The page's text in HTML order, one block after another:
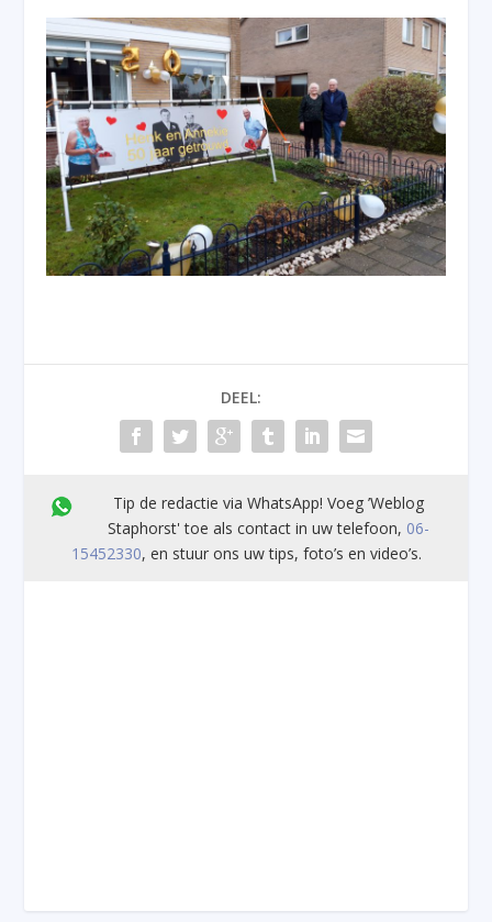
DEEL:
Tip de redactie via WhatsApp! Voeg ’Weblog
Staphorst' toe als contact in uw telefoon, 06-
15452330, en stuur ons uw tips, foto’s en video’s.